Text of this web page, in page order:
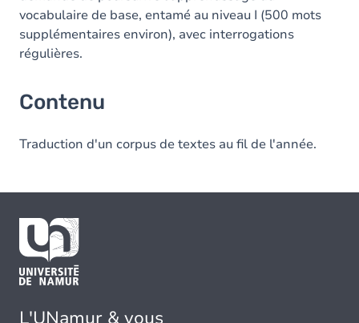
vocabulaire de base, entamé au niveau I (500 mots
supplémentaires environ), avec interrogations
régulières.
Contenu
Traduction d'un corpus de textes au fil de l'année.